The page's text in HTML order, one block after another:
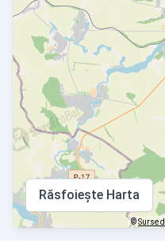
Răsfoiește Harta
©Surse